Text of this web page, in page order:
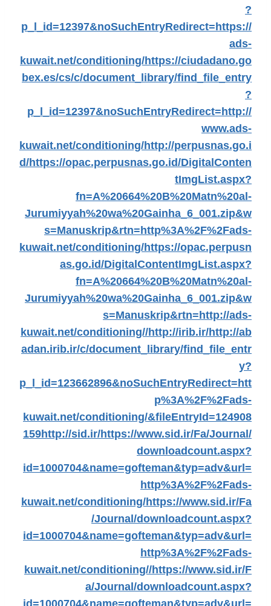
?
p_l_id=12397&noSuchEntryRedirect=https://
ads-
kuwait.net/conditioning/https://ciudadano.go
bex.es/cs/c/document_library/find_file_entry
?
p_l_id=12397&noSuchEntryRedirect=http://
www.ads-
kuwait.net/conditioning/http://perpusnas.go.i
d/https://opac.perpusnas.go.id/DigitalConten
tImgList.aspx?
fn=A%20664%20B%20Matn%20al-
Jurumiyyah%20wa%20Gainha_6_001.zip&w
s=Manuskrip&rtn=http%3A%2F%2Fads-
kuwait.net/conditioning/https://opac.perpusn
as.go.id/DigitalContentImgList.aspx?
fn=A%20664%20B%20Matn%20al-
Jurumiyyah%20wa%20Gainha_6_001.zip&w
s=Manuskrip&rtn=http://ads-
kuwait.net/conditioning//http://irib.ir/http://ab
adan.irib.ir/c/document_library/find_file_entr
y?
p_l_id=123662896&noSuchEntryRedirect=htt
p%3A%2F%2Fads-
kuwait.net/conditioning/&fileEntryId=124908
159http://sid.ir/https://www.sid.ir/Fa/Journal/
downloadcount.aspx?
id=1000704&name=gofteman&typ=adv&url=
http%3A%2F%2Fads-
kuwait.net/conditioning/https://www.sid.ir/Fa
/Journal/downloadcount.aspx?
id=1000704&name=gofteman&typ=adv&url=
http%3A%2F%2Fads-
kuwait.net/conditioning//https://www.sid.ir/F
a/Journal/downloadcount.aspx?